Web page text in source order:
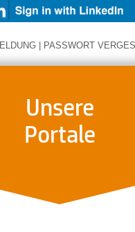
| PASSWORT
Unsere
Portale